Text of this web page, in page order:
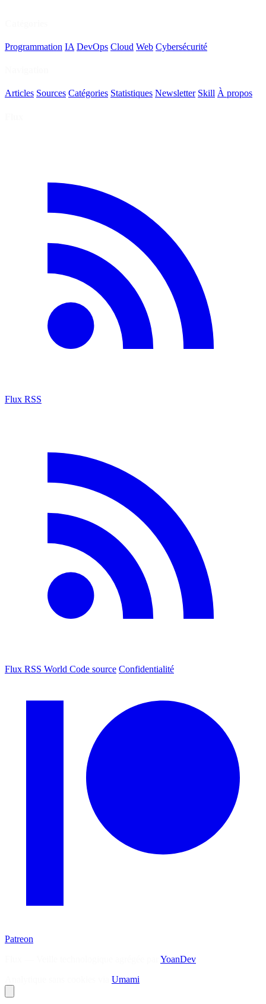
Programmation IA DevOps Cloud Web Cybersécurité
Articles Sources Catégories Statistiques Newsletter Skill À propos
Flux RSS
Flux RSS World Code source Confidentialité
Patreon
YoanDev
Umami